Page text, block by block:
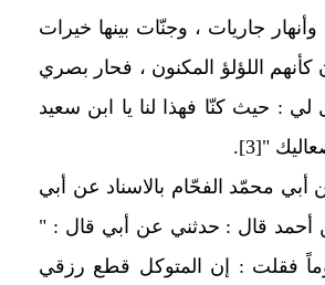
جاريات ، وجنّات بينها خيرات
اللؤلؤ المكنون ، فحار بصري
: حيث كنّا فهذا لنا يا ابن سعيد
"
[3]
.
أبي محمّد الفحّام بالاسناد عن أبي
قال : حدثني عن أبي قال : "
فقلت : إن المتوكل قطع رزقي